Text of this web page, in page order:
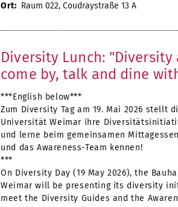
Ort: Raum 022, Coudraystraße 13 A
Diversity Lunch: "Diversity
come by, talk and dine
***English below***
Zum Diversity Tag am 19. Mai 2026 stellt
Universität Weimar ihre
und lerne beim gemeinsamen
und das Awareness-Team kennen!
***
On Diversity Day (19 May 2026), the
Weimar will be presenting its diversity
meet the Diversity Guides and the